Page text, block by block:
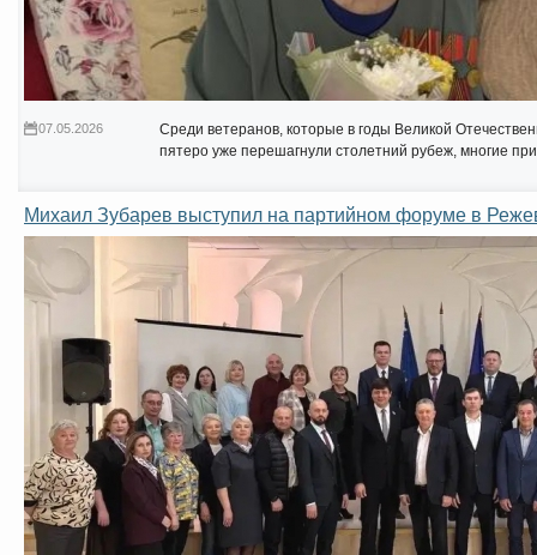
07.05.2026
Среди ветеранов, которые в годы Великой
пятеро уже перешагнули столетний рубеж, многие
Михаил Зубарев выступил на партийном форуме в